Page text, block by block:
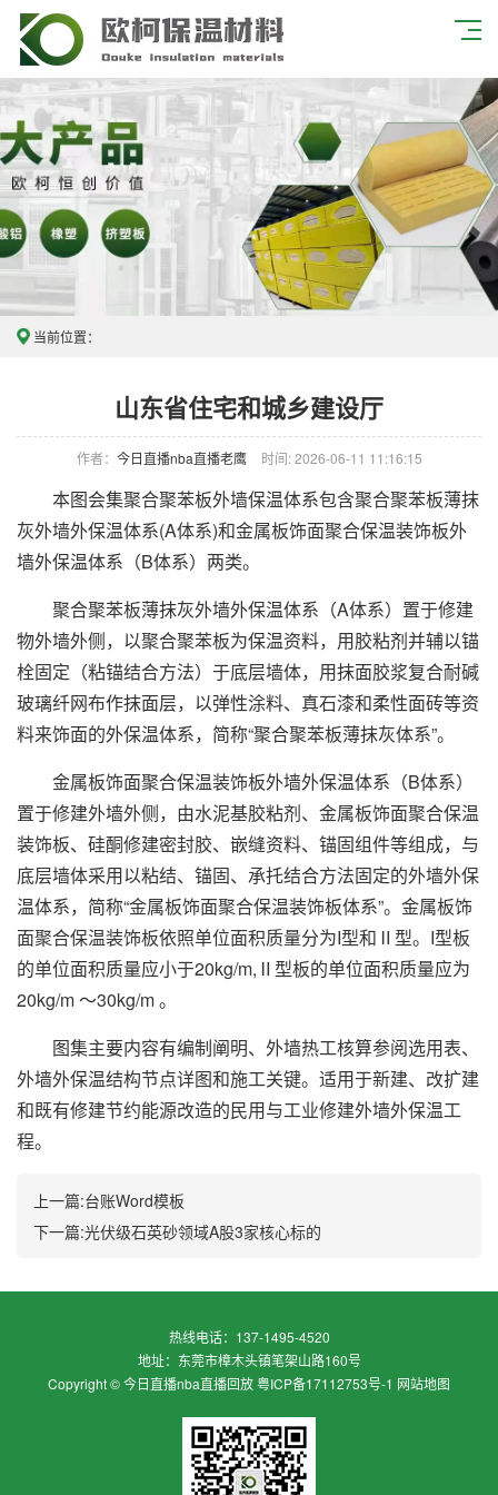
当前位置：
山东省住宅和城乡建设厅
作者： 今日直播nba直播老鹰 时间: 2026-06-11 11:16:15
本图会集聚合聚苯板外墙保温体系包含聚合聚苯板薄抹
灰外墙外保温体系(A体系)和金属板饰面聚合保温装饰板外
墙外保温体系（B体系）两类。
聚合聚苯板薄抹灰外墙外保温体系（A体系）置于修建
物外墙外侧，以聚合聚苯板为保温资料，用胶粘剂并辅以锚
栓固定（粘锚结合方法）于底层墙体，用抹面胶浆复合耐碱
玻璃纤网布作抹面层，以弹性涂料、真石漆和柔性面砖等资
料来饰面的外保温体系，简称“聚合聚苯板薄抹灰体系”。
金属板饰面聚合保温装饰板外墙外保温体系（B体系）
置于修建外墙外侧，由水泥基胶粘剂、金属板饰面聚合保温
装饰板、硅酮修建密封胶、嵌缝资料、锚固组件等组成，与
底层墙体采用以粘结、锚固、承托结合方法固定的外墙外保
温体系，简称“金属板饰面聚合保温装饰板体系”。金属板饰
面聚合保温装饰板依照单位面积质量分为I型和Ⅱ型。I型板
的单位面积质量应小于20kg/m,Ⅱ型板的单位面积质量应为
20kg/m ～30kg/m 。
图集主要内容有编制阐明、外墙热工核算参阅选用表、
外墙外保温结构节点详图和施工关键。适用于新建、改扩建
和既有修建节约能源改造的民用与工业修建外墙外保温工
程。
上一篇:台账Word模板
下一篇:光伏级石英砂领域A股3家核心标的
热线电话： 137-1495-4520
地址： 东莞市樟木头镇笔架山路160号
Copyright ©今日直播nba直播回放粤ICP备17112753号-1 网站地图